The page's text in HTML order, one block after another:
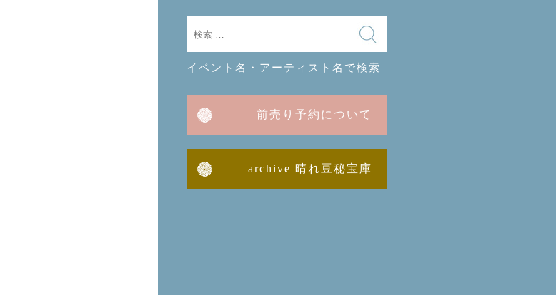
イベント名・アーティスト名で検索
前売り予約について
archive 晴れ豆秘宝庫